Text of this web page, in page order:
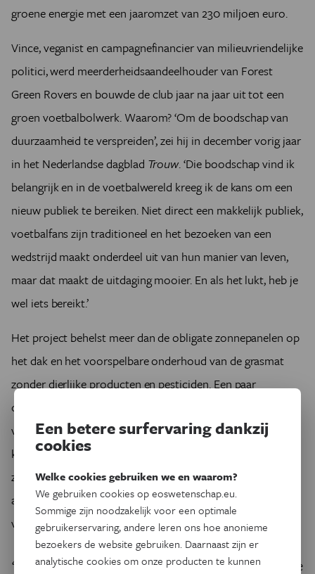
groene energie met een jaaromzet van 230 miljoen euro.
Vince, veganist en campagnefinancier van milieuvriendelijke
politici, werd meerderheidsaandeelhouder van Forest
Green Rovers en bouwde de club jaar na jaar uit tot een
groen voetbalbolwerk. Waarom? ‘Om de boodschap van
duurzaamheid te verspreiden’, zei hij in ­december ­vorig jaar
in het Nederlandse dagblad Trouw. ‘Die boodschap vind ik
belangrijk en in de voetbalwereld kreeg ik de kans om een
nieuw publiek te bereiken. Niet direct een makkelijk publiek,
voetbalfans zijn traditioneel en het bezoeken van een
wedstrijd maakt onderdeel uit van hun manier van leven,
maar dat maakt de uitdaging mooier. En als het lukt, heb je
wel iets bereikt.’
Het project behelst meer dan de obligate zonnepanelen op
het dak en het voorspelbare onderhoud van de grasmat
zonder dierlijke producten en pesticiden. Een paar
opmerkelijke elementen uit het uitgebreide pakket:
voetbaltruitjes uit gerecycled plastic, bamboe en
koffiedrab, ballen en voetbalschoenen geproduceerd
zonder leer, biozeep als merchandising, en hamburgers en
andere vertrouwde snelle happen zijn vervangen door
vegan snacks.
‘Geen enkele andere bedrijfssector heeft zoveel af te
Een betere surfervaring dankzij
cookies
Welke cookies gebruiken we en waarom?
We gebruiken cookies op eoswetenschap.eu.
Sommige zijn noodzakelijk voor een optimale
gebruikerservaring, andere leren ons hoe anonieme
bezoekers de website gebruiken. Daarnaast zijn er
analytische cookies om onze producten te kunnen